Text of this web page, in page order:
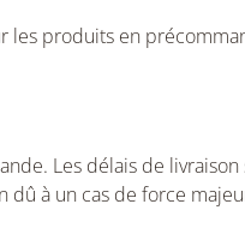
produits en
Les délais de
à un cas de force